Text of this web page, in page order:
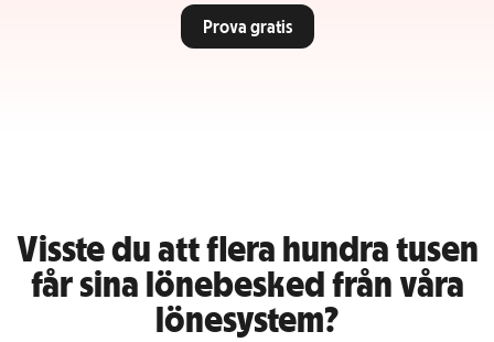
Prova gratis
Visste du att flera hundra tusen
får sina lönebesked från våra
lönesystem?